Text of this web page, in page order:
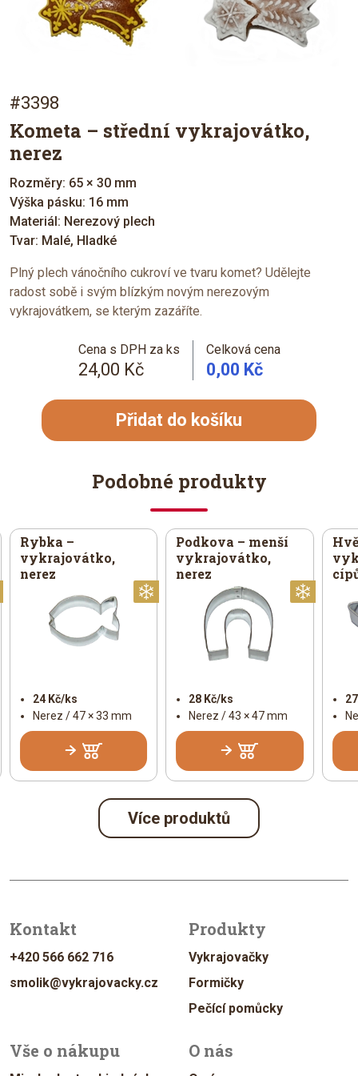
#3398
Kometa – střední vykrajovátko,
nerez
Rozměry: 65 × 30 mm
Výška pásku: 16 mm
Materiál: Nerezový plech
Tvar: Malé, Hladké
Plný plech vánočního cukroví ve tvaru komet? Udělejte
radost sobě i svým blízkým novým nerezovým
vykrajovátkem, se kterým zazáříte.
Cena s DPH za ks
24,00 Kč
Celková cena
0,00 Kč
Přidat do košíku
Podobné produkty
Rybka –
vykrajovátko,
nerez
24 Kč/ks
Nerez / 47 × 33 mm
Podkova – menší
vykrajovátko,
nerez
28 Kč/ks
Nerez / 43 × 47 mm
Více produktů
Kontakt
+420 566 662 716
smolik@vykrajovacky.cz
Produkty
Vykrajovačky
Formičky
Pečící pomůcky
Vše o nákupu O nás